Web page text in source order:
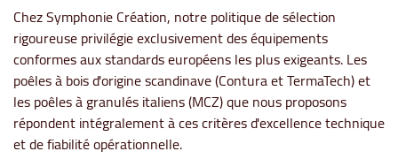
Chez Symphonie Création, notre politique de sélection
rigoureuse privilégie exclusivement des équipements
conformes aux standards européens les plus exigeants. Les
poêles à bois d'origine scandinave (Contura et TermaTech) et
les poêles à granulés italiens (MCZ) que nous proposons
répondent intégralement à ces critères d'excellence technique
et de fiabilité opérationnelle.